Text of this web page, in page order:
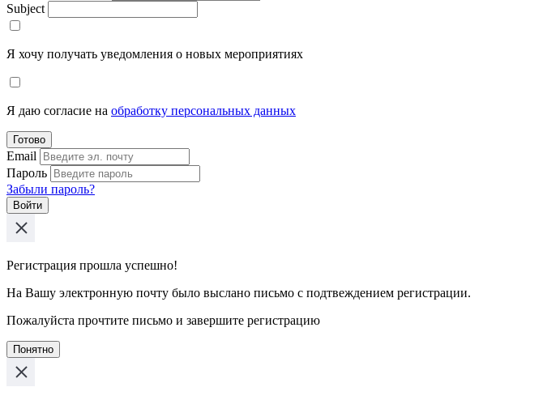
Subject
Я хочу получать уведомления о новых мероприятиях
Я даю согласие на обработку персональных данных
Готово
Email
Пароль
Забыли пароль?
Войти
Регистрация прошла успешно!
На Вашу электронную почту было выслано письмо с подтвеждением регистрации.
Пожалуйста прочтите письмо и завершите регистрацию
Понятно